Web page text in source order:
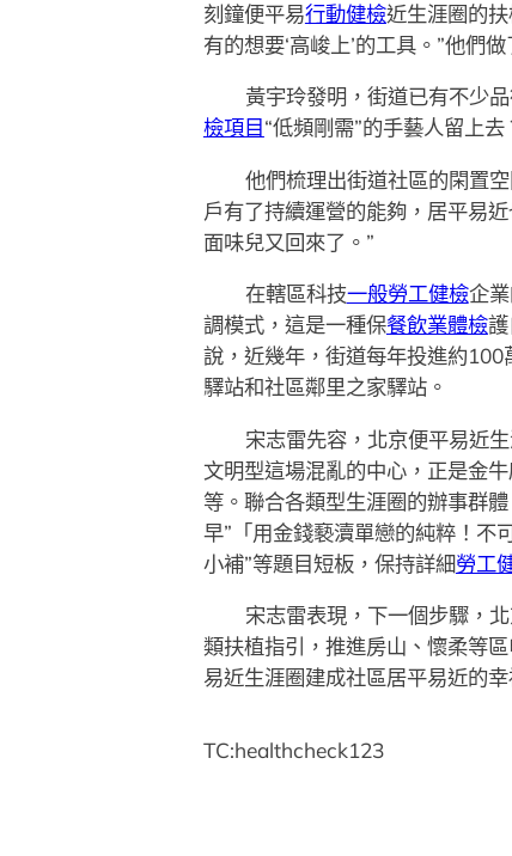
刻鐘便平易行動健檢近生涯圈的
有的想要‘高峻上’的工具。”他們
黃宇玲發明，街道已有不少
檢項目“低頻剛需”的手藝人留上去
他們梳理出街道社區的閑置
戶有了持續運營的能夠，居平易
面味兒又回來了。”
在轄區科技一般勞工健檢企
調模式，這是一種保餐飲業體檢
說，近幾年，街道每年投進約
驛站和社區鄰里之家驛站。
宋志雷先容，北京便平易近
文明型這場混亂的中心，正是金
等。聯合各類型生涯圈的辦事群
早”「用金錢褻瀆單戀的純粹！不
小補”等題目短板，保持詳細勞工
宋志雷表現，下一個步驟，
類扶植指引，推進房山、懷柔等
易近生涯圈建成社區居平易近的幸
TC:healthcheck123